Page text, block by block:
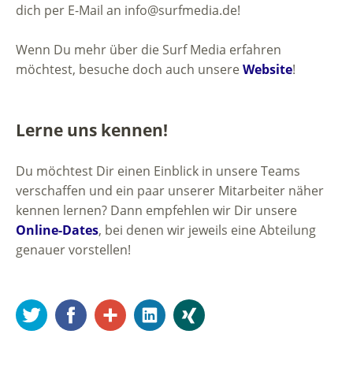
dich per E-Mail an info@surfmedia.de!
Wenn Du mehr über die Surf Media erfahren
möchtest, besuche doch auch unsereWebsite!
Lerne uns kennen!
Du möchtest Dir einen Einblick in unsere Teams
verschaffen und ein paar unserer Mitarbeiter näher
kennen lernen? Dann empfehlen wir Dir unsere
Online-Dates, bei denen wir jeweils eine Abteilung
genauer vorstellen!
Twitter FacebookGoogle+LinkedIn